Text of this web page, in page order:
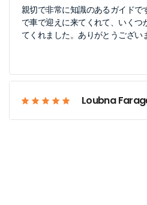
親切で非常に知識のあるガイドで
で車で迎えに来てくれて、いくつ
てくれました。ありがとうござい
Loubna